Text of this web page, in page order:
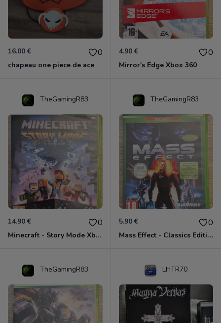
16.00 € 0
chapeau one piece de ace
4.90 € 0
Mirror's Edge Xbox 360
TheGamingR83
14.90 € 0
Minecraft - Story Mode Xbox 360
TheGamingR83
5.90 € 0
Mass Effect - Classics Edition Xbox 360
TheGamingR83 LHTR70